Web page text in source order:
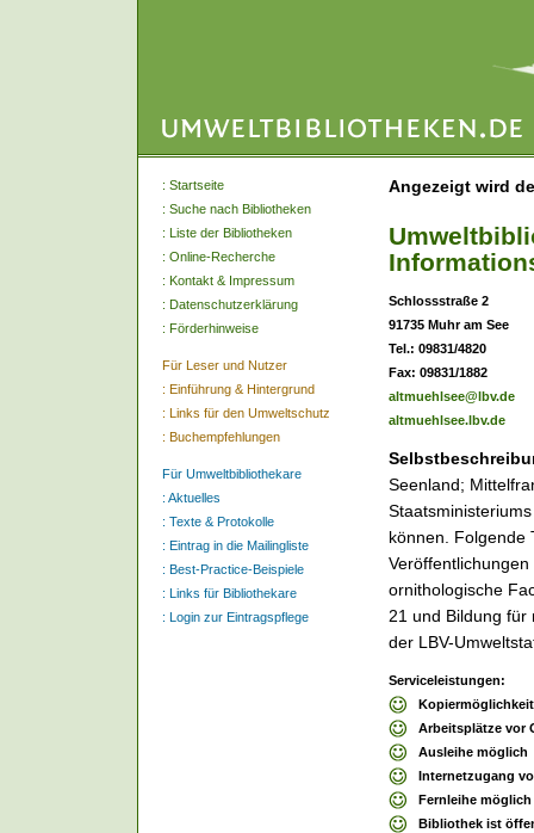
: Startseite
: Suche nach Bibliotheken
: Liste der Bibliotheken
: Online-Recherche
: Kontakt & Impressum
: Datenschutzerklärung
: Förderhinweise
Für Leser und Nutzer
: Einführung & Hintergrund
: Links für den Umweltschutz
: Buchempfehlungen
Für Umweltbibliothekare
: Aktuelles
: Texte & Protokolle
: Eintrag in die Mailingliste
: Best-Practice-Beispiele
: Links für Bibliothekare
: Login zur Eintragspflege
Angezeigt wird
Schlossstraße 2
91735 Muhr am See
Tel.: 09831/4820
Fax: 09831/1882
altmuehlsee@lbv.de
altmuehlsee.lbv.de
Seenland;
können. Folgende
ornithologische
21 und Bildung für
der LBV-
Serviceleistungen:
Arbeitsplätze vor
Ausleihe möglich
Internetzugang
Fernleihe möglich
Bibliothek ist